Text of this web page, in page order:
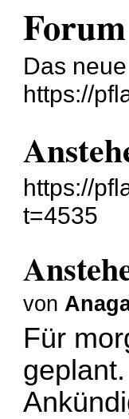
Das
https://
https://
t=4535
von
Für